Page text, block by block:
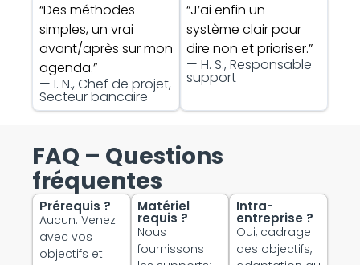
“Des méthodes
simples, un vrai
avant/après sur mon
agenda.”
— I. N., Chef de projet,
Secteur bancaire
“J’ai enfin un
système clair pour
dire non et prioriser.”
— H. S., Responsable
support
FAQ – Questions
fréquentes
Prérequis ?
Aucun. Venez
avec vos
objectifs et
Matériel
requis ?
Nous
fournissons
Intra-
entreprise ?
Oui, cadrage
des objectifs,